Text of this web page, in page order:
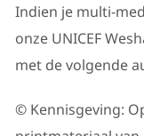
Indien je multi-
onze UNICEF
met de volgende
© Kennisgeving: